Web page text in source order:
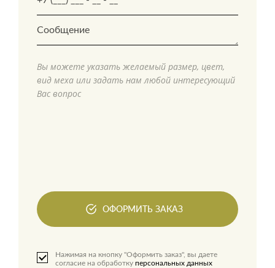
Вы можете указать желаемый размер, цвет,
вид меха или задать нам любой интересующий
Вас вопрос
ОФОРМИТЬ ЗАКАЗ
Нажимая на кнопку "Оформить заказ", вы даете
согласие на обработку персональных данных